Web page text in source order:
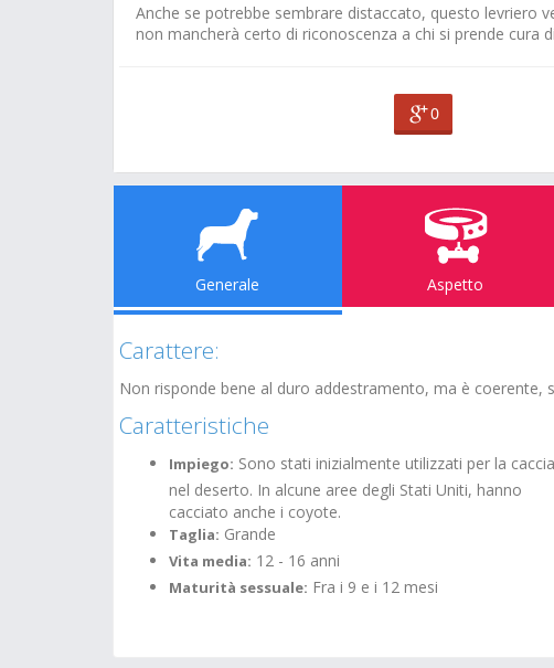
Anche se potrebbe sembrare distaccato, questo levriero
non mancherà certo di riconoscenza a chi si prende cura
0
Generale Aspetto
Carattere:
Non risponde bene al duro addestramento, ma è coerente,
Caratteristiche
Impiego: Sono stati inizialmente utilizzati per la caccia
nel deserto. In alcune aree degli Stati Uniti, hanno
cacciato anche i coyote.
Taglia: Grande
Vita media: 12 - 16 anni
Maturità sessuale: Fra i 9 e i 12 mesi